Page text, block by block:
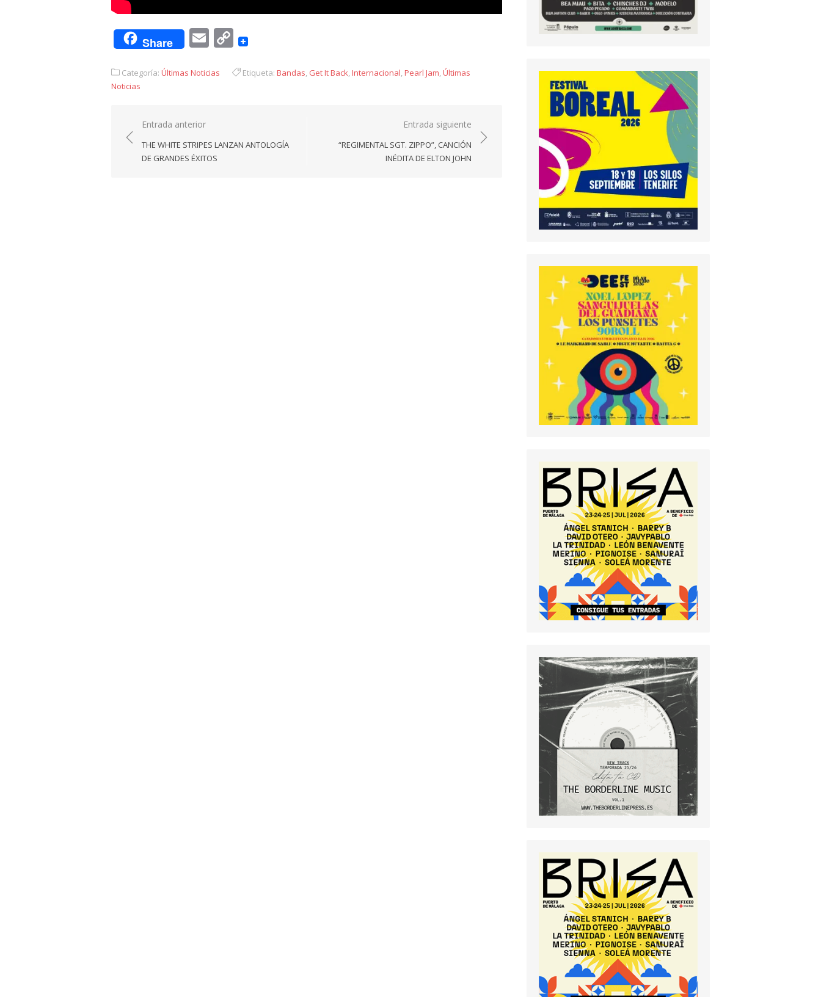
Share EmailCopy
Categoría: Últimas Noticias Etiqueta: Bandas, Get It Back,Internacional,Pearl Jam,Últimas
Noticias
Navegación
de
entradas
Entrada anterior
THE WHITE STRIPES LANZAN ANTOLOGÍA
DE GRANDES ÉXITOS
Entrada siguiente
“REGIMENTAL SGT. ZIPPO”, CANCIÓN
INÉDITA DE ELTON JOHN